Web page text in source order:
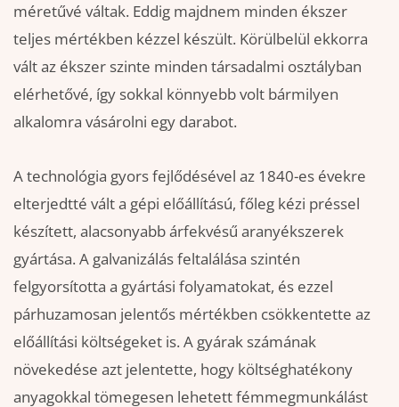
méretűvé váltak. Eddig majdnem minden ékszer
teljes mértékben kézzel készült. Körülbelül ekkorra
vált az ékszer szinte minden társadalmi osztályban
elérhetővé, így sokkal könnyebb volt bármilyen
alkalomra vásárolni egy darabot.
A technológia gyors fejlődésével az 1840-es évekre
elterjedtté vált a gépi előállítású, főleg kézi préssel
készített, alacsonyabb árfekvésű aranyékszerek
gyártása. A galvanizálás feltalálása szintén
felgyorsította a gyártási folyamatokat, és ezzel
párhuzamosan jelentős mértékben csökkentette az
előállítási költségeket is. A gyárak számának
növekedése azt jelentette, hogy költséghatékony
anyagokkal tömegesen lehetett fémmegmunkálást